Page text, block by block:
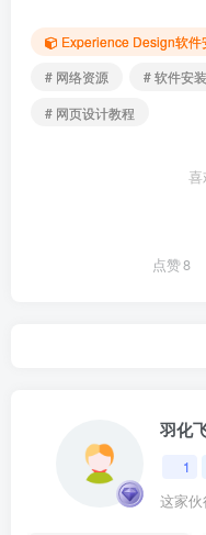
Experience Design软件
# 网络资源
# 软件安
# 网页设计教程
喜
点赞8
羽化
1
这家